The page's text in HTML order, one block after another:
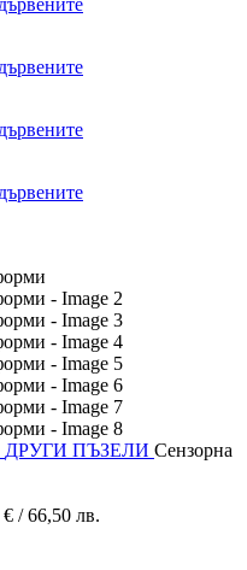
ДРУГИ ПЪЗЕЛИ Сензорна
€ / 66,50 лв.